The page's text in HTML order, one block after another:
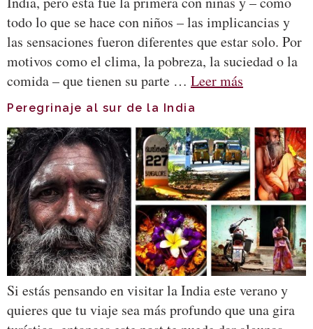
todo lo que se hace con niños – las implicancias y
las sensaciones fueron diferentes que estar solo. Por
motivos como el clima, la pobreza, la suciedad o la
comida – que tienen su parte … Leer más
Peregrinaje al sur de la India
Si estás pensando en visitar la India este verano y
quieres que tu viaje sea más profundo que una gira